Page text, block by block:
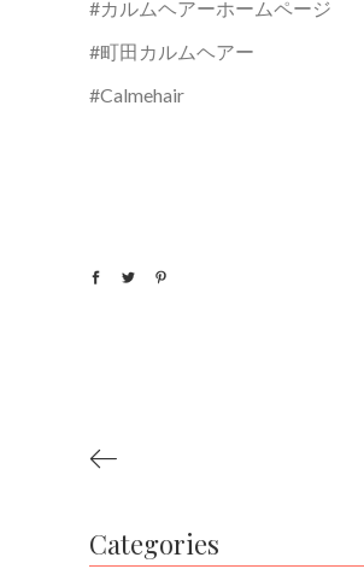
#カルムヘアーホームページ
#町田カルムヘアー
#Calmehair
Categories